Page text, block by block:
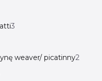
3
weaver/ picatinny2